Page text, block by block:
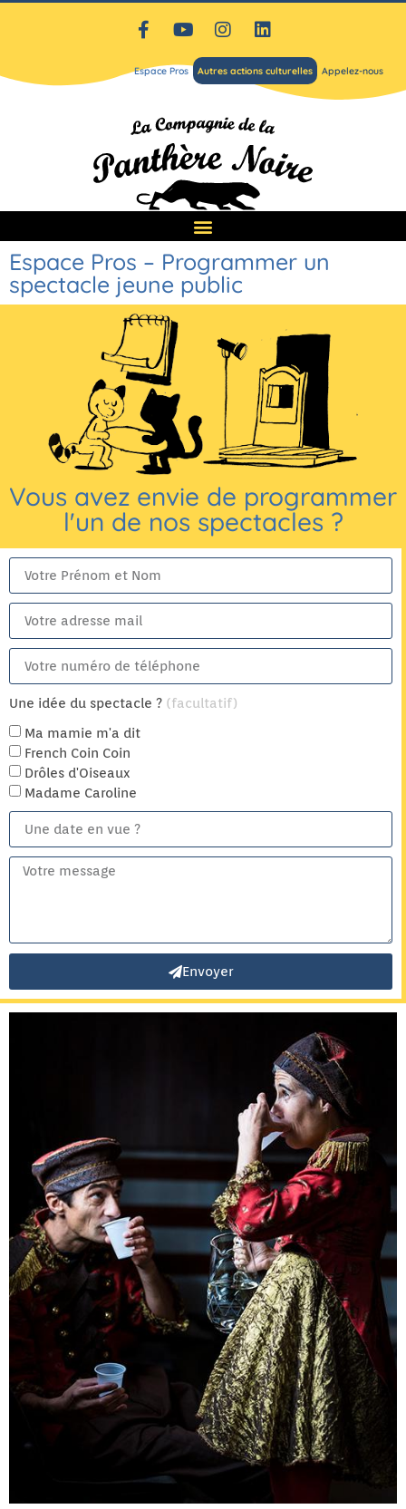
Espace Pros Autres actions culturelles Appelez-nous
Espace Pros – Programmer un
spectacle jeune public
Vous avez envie de programmer
l'un de nos spectacles ?
Une idée du spectacle ? (facultatif)
Ma mamie m'a dit
French Coin Coin
Drôles d'Oiseaux
Madame Caroline
Envoyer